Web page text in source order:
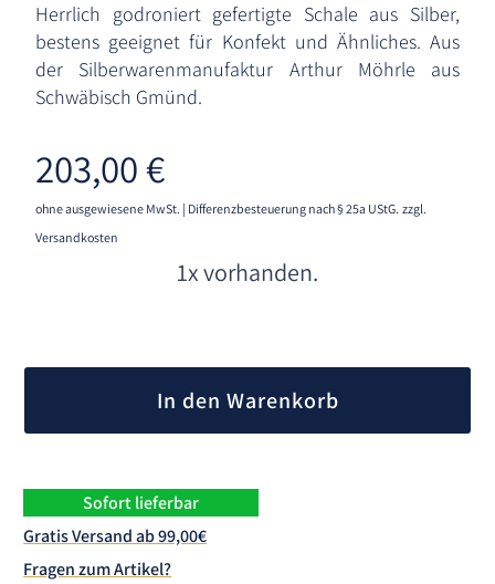
Herrlich godroniert gefertigte Schale aus Silber,
bestens geeignet für Konfekt und Ähnliches. Aus
der Silberwarenmanufaktur Arthur Möhrle aus
Schwäbisch Gmünd.
203,00€
ohne ausgewiesene MwSt. | Differenzbesteuerung nach § 25a UStG. zzgl.
Versandkosten
1x vorhanden.
In den Warenkorb
Sofort lieferbar
Gratis Versand ab 99,00€
Fragen zum Artikel?